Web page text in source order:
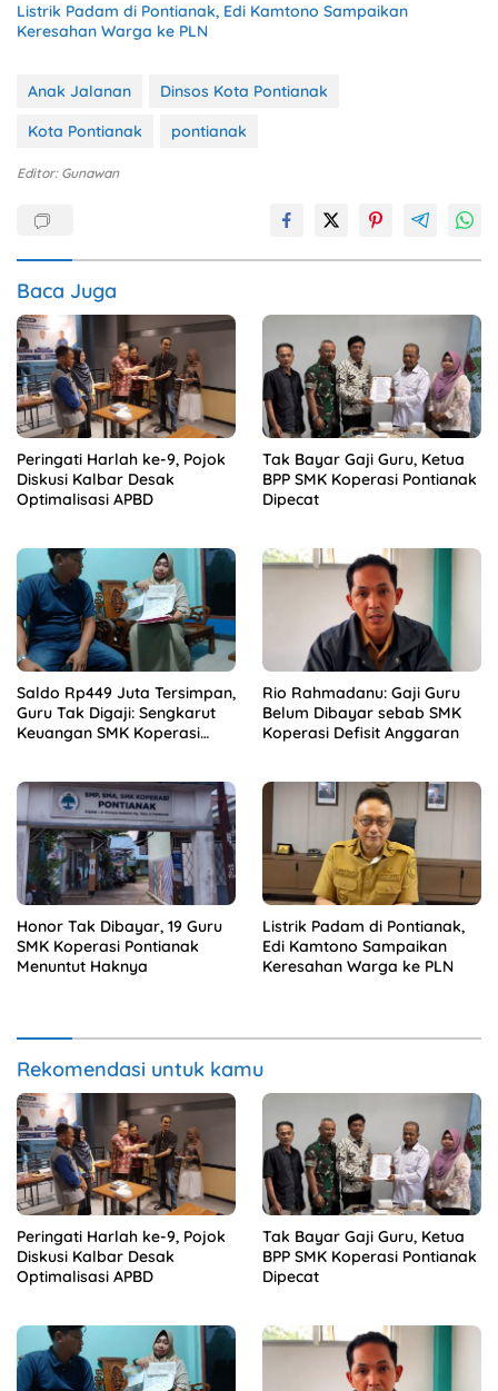
Listrik Padam di Pontianak, Edi Kamtono Sampaikan
Keresahan Warga ke PLN
Anak Jalanan
Dinsos Kota Pontianak
Kota Pontianak
pontianak
Editor: Gunawan
Baca Juga
Peringati Harlah ke-9, Pojok
Diskusi Kalbar Desak
Optimalisasi APBD
Tak Bayar Gaji Guru, Ketua
BPP SMK Koperasi Pontianak
Dipecat
Saldo Rp449 Juta Tersimpan,
Guru Tak Digaji: Sengkarut
Keuangan SMK Koperasi
Rio Rahmadanu: Gaji Guru
Belum Dibayar sebab SMK
Koperasi Defisit Anggaran
Honor Tak Dibayar, 19 Guru
SMK Koperasi Pontianak
Menuntut Haknya
Listrik Padam di Pontianak,
Edi Kamtono Sampaikan
Keresahan Warga ke PLN
Rekomendasi untuk kamu
Peringati Harlah ke-9, Pojok
Diskusi Kalbar Desak
Optimalisasi APBD
Tak Bayar Gaji Guru, Ketua
BPP SMK Koperasi Pontianak
Dipecat